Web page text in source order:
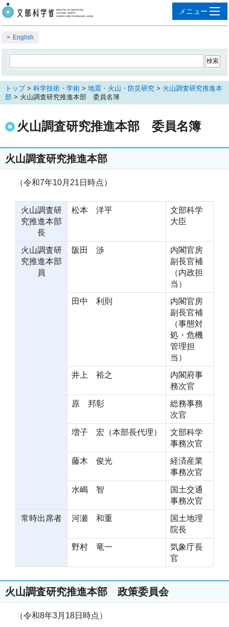
English
トップ> 科学技術・学術 > 地震・火山・防災研究 > 火山調査研究推進本
部 > 火山調査研究推進本部 委員名簿
火山調査研究推進本部 委員名簿
火山調査研究推進本部
（令和7年10月21日時点）
火山調査研
究推進本部
長
松本 洋平
文部科学
大臣
火山調査研
究推進本部
員
阪田 渉
内閣官房
副長官補
（内政担
当）
田中 利則
内閣官房
副長官補
（事態対
処・危機
管理担
当）
井上 裕之
内閣府事
務次官
原 邦彰
総務事務
次官
増子 宏（本部長代理）
文部科学
事務次官
藤木 俊光
経済産業
事務次官
水嶋 智
国土交通
事務次官
常時出席者
河瀬 和重
国土地理
院長
野村 竜一
気象庁長
官
火山調査研究推進本部 政策委員会
（令和8年3月18日時点）